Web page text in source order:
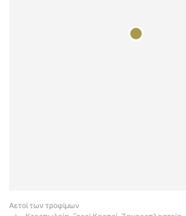
Αετοί των τροφίμων